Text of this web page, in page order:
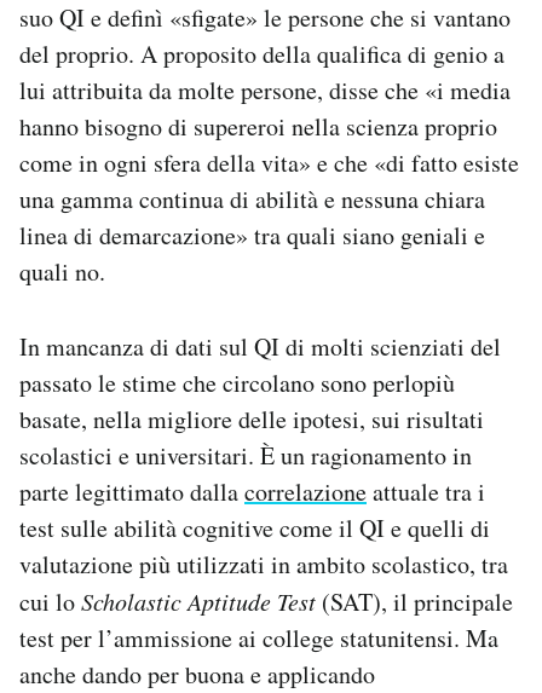
suo QI e definì «sfigate» le persone che si vantano
del proprio. A proposito della qualifica di genio a
lui attribuita da molte persone, disse che «i media
hanno bisogno di supereroi nella scienza proprio
come in ogni sfera della vita» e che «di fatto esiste
una gamma continua di abilità e nessuna chiara
linea di demarcazione» tra quali siano geniali e
quali no.
In mancanza di dati sul QI di molti scienziati del
passato le stime che circolano sono perlopiù
basate, nella migliore delle ipotesi, sui risultati
scolastici e universitari. È un ragionamento in
parte legittimato dallacorrelazioneattuale tra i
test sulle abilità cognitive come il QI e quelli di
valutazione più utilizzati in ambito scolastico, tra
cui loScholastic Aptitude Test (SAT), il principale
test per l’ammissione ai college statunitensi. Ma
anche dando per buona e applicando